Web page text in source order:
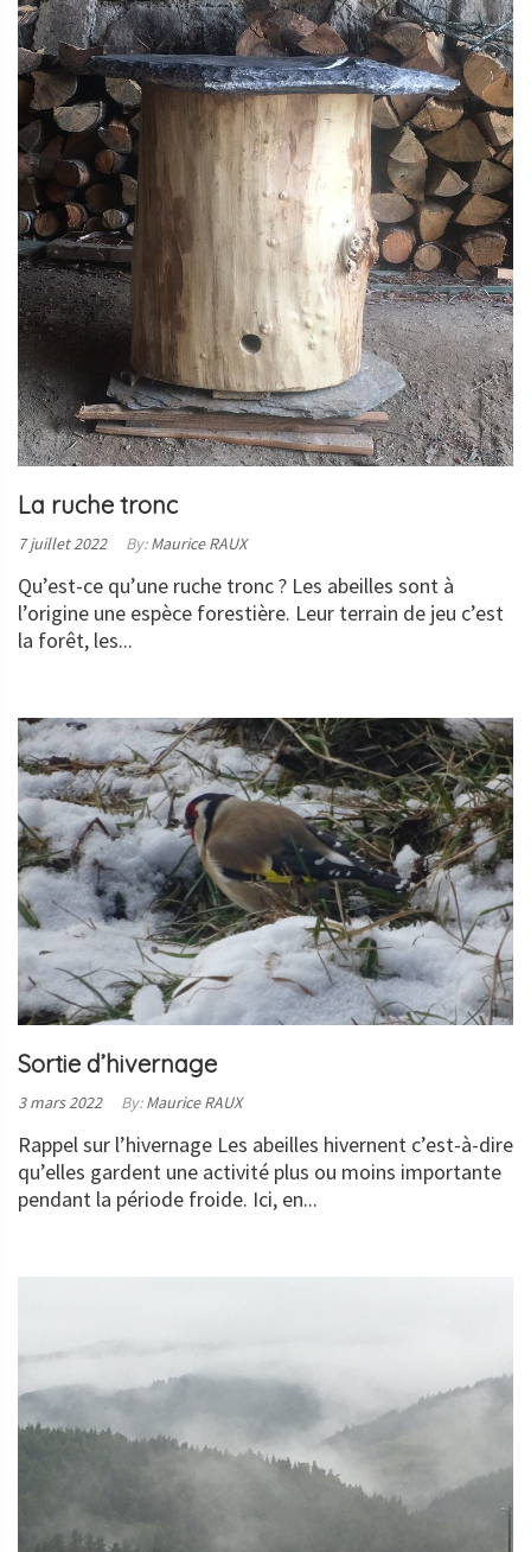
LA
SUITE
La ruche tronc
Posted
7 juillet 2022 By: Maurice RAUX
Qu’est-ce qu’une ruche tronc ? Les abeilles sont à
l’origine une espèce forestière. Leur terrain de jeu c’est
la forêt, les...
LA
SUITE
Sortie d’hivernage
Posted
3 mars 2022 By: Maurice RAUX
Rappel sur l’hivernage Les abeilles hivernent c’est-à-dire
qu’elles gardent une activité plus ou moins importante
pendant la période froide. Ici, en...